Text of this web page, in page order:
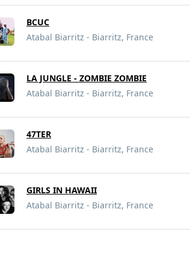
BCUC
Atabal Biarritz - Biarritz, France
LA JUNGLE - ZOMBIE ZOMBIE
Atabal Biarritz - Biarritz, France
47TER
Atabal Biarritz - Biarritz, France
GIRLS IN HAWAII
Atabal Biarritz - Biarritz, France